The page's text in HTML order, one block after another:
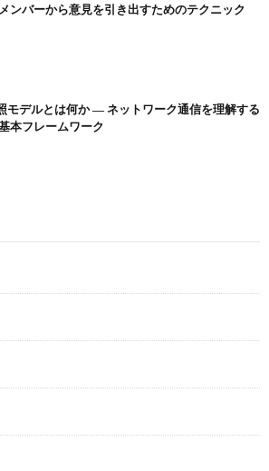
ンバーから意見を引き出すためのテクニック
モデルとは何か ― ネットワーク通信を理解する
本フレームワーク